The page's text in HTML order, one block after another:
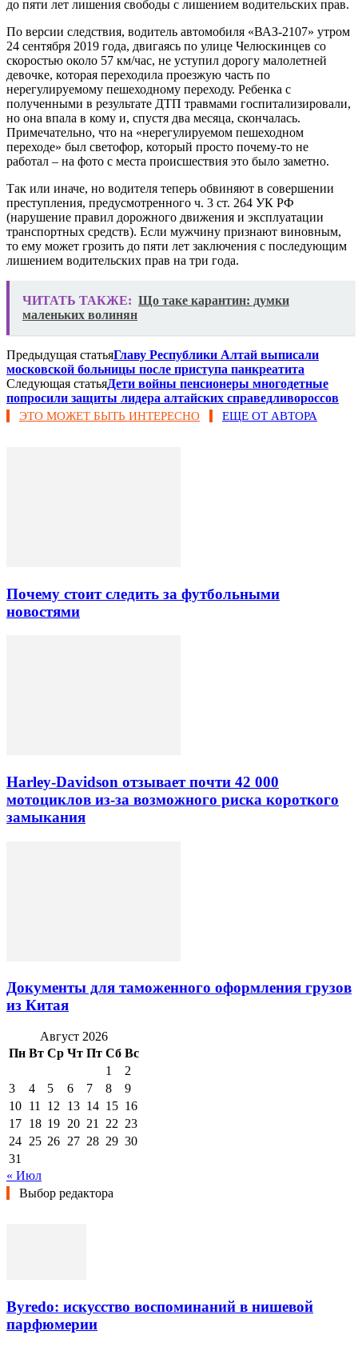
до пяти лет лишения свободы с лишением водительских прав.
По версии следствия, водитель автомобиля «ВАЗ-2107» утром
24 сентября 2019 года, двигаясь по улице Челюскинцев со
скоростью около 57 км/час, не уступил дорогу малолетней
девочке, которая переходила проезжую часть по
нерегулируемому пешеходному переходу. Ребенка с
полученными в результате ДТП травмами госпитализировали,
но она впала в кому и, спустя два месяца, скончалась.
Примечательно, что на «нерегулируемом пешеходном
переходе» был светофор, который просто почему-то не
работал – на фото с места происшествия это было заметно.
Так или иначе, но водителя теперь обвиняют в совершении
преступления, предусмотренного ч. 3 ст. 264 УК РФ
(нарушение правил дорожного движения и эксплуатации
транспортных средств). Если мужчину признают виновным,
то ему может грозить до пяти лет заключения с последующим
лишением водительских прав на три года.
ЧИТАТЬ ТАКЖЕ: Що таке карантин: думки
маленьких волинян
Предыдущая статьяГлаву Республики Алтай выписали
московской больницы после приступа панкреатита
Следующая статьяДети войны пенсионеры многодетные
попросили защиты лидера алтайских справедливороссов
ЭТО МОЖЕТ БЫТЬ ИНТЕРЕСНО ЕЩЕ ОТ АВТОРА
Почему стоит следить за футбольными
новостями
Harley-Davidson отзывает почти 42 000
мотоциклов из-за возможного риска короткого
замыкания
Документы для таможенного оформления грузов
из Китая
Август 2026
Пн Вт Ср Чт Пт Сб Вс
1
2
3
4 5 6 7 8
9
10 11 12 13 14 15 16
17 18 19 20 21 22 23
24 25 26 27 28 29 30
31
« Июл
Выбор редактора
Byredo: искусство воспоминаний в нишевой
парфюмерии